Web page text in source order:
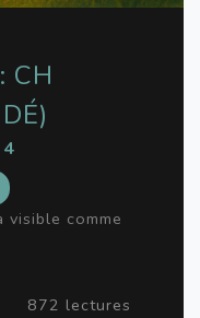
CH
comme
872 lectures